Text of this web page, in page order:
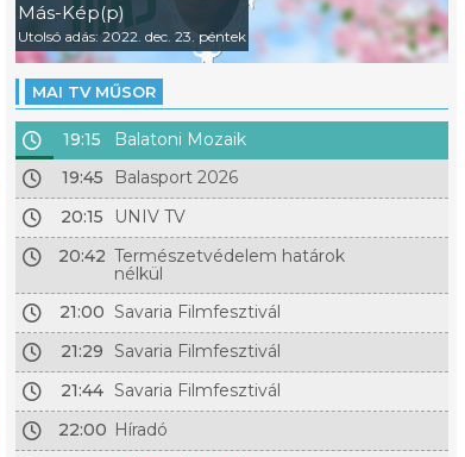
Más-Kép(p)
Utolsó adás: 2022. dec. 23. péntek
MAI TV MŰSOR
19:15
Balatoni Mozaik
19:45
Balasport 2026
20:15
UNIV TV
20:42 Természetvédelem határok
nélkül
21:00 Savaria Filmfesztivál
21:29
Savaria Filmfesztivál
21:44 Savaria Filmfesztivál
22:00 Híradó